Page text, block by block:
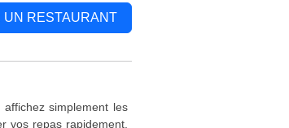
UN RESTAURANT
simplement les
vos repas rapidement.